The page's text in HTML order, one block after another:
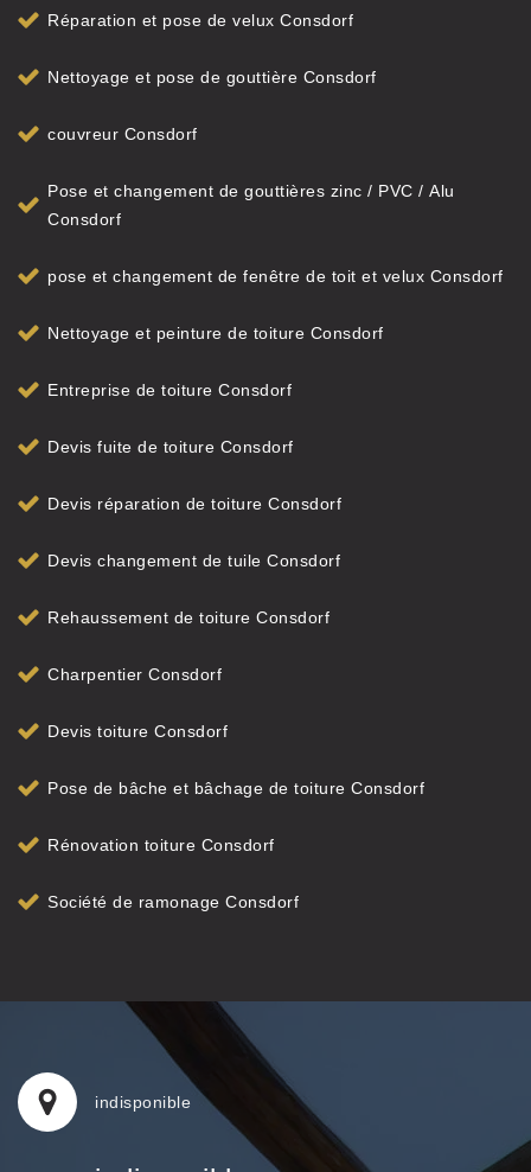
Réparation et pose de velux Consdorf
Nettoyage et pose de gouttière Consdorf
couvreur Consdorf
Pose et changement de gouttières zinc / PVC / Alu
Consdorf
pose et changement de fenêtre de toit et velux Consdorf
Nettoyage et peinture de toiture Consdorf
Entreprise de toiture Consdorf
Devis fuite de toiture Consdorf
Devis réparation de toiture Consdorf
Devis changement de tuile Consdorf
Rehaussement de toiture Consdorf
Charpentier Consdorf
Devis toiture Consdorf
Pose de bâche et bâchage de toiture Consdorf
Rénovation toiture Consdorf
Société de ramonage Consdorf
indisponible